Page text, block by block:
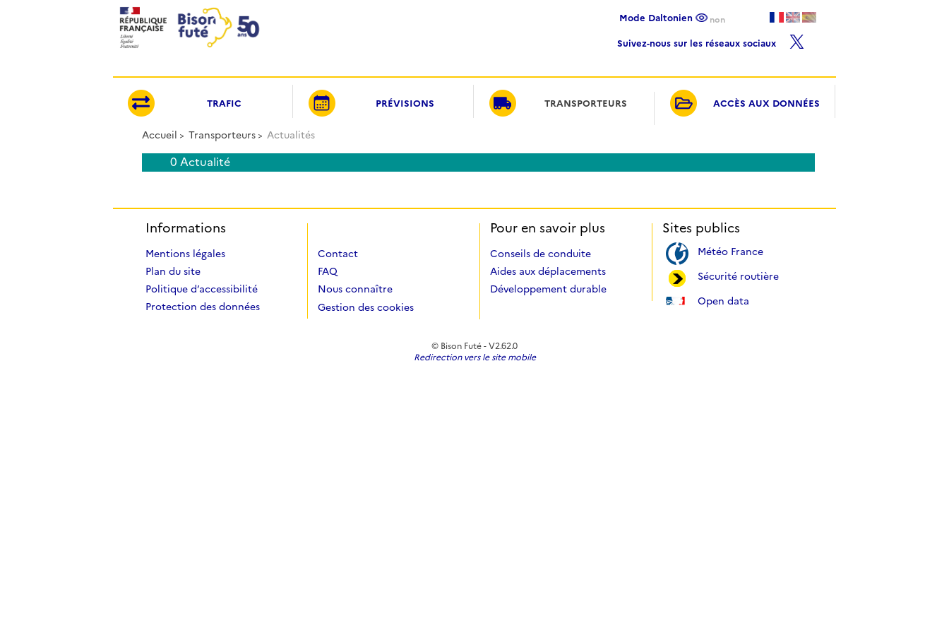
Mode Daltonien non
Suivez-nous sur les réseaux sociaux
TRAFIC PRÉVISIONS TRANSPORTEURS ACCÈS AUX DONNÉES
Accueil Transporteurs Actualités
0 Actualité
Informations
Mentions légales
Plan du site
Politique d’accessibilité
Protection des données
Contact
FAQ
Nous connaître
Gestion des cookies
Pour en savoir plus
Conseils de conduite
Aides aux déplacements
Développement durable
Sites publics
Météo France
Sécurité routière
Open data
© Bison Futé - V2.62.0
Redirection vers le site mobile
Panneau de gestion des cookies